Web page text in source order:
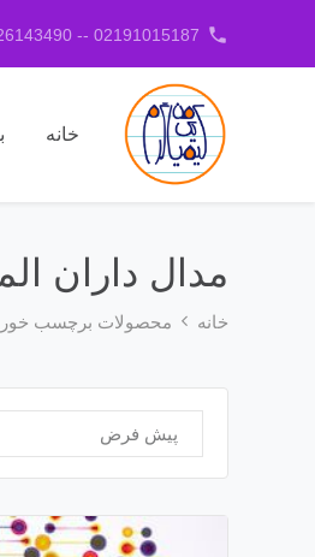
phone
02191015187 -- 02126143490
خانه
مدال داران
خانه محصولات برچسب خورده
پیش فرض